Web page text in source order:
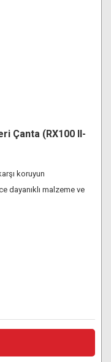
Çanta (RX100 II-
koruyun
dayanıklı malzeme ve